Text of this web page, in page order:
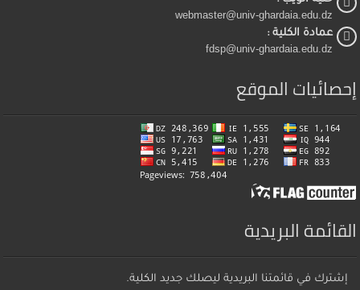
webmaster@univ-ghardaia.edu.dz
عمادة الكلية :
fdsp@univ-ghardaia.edu.dz
إحصائيات الموقع
القائمة البريدية
إشترك في قائمتنا البريدية ليصلك جديد الكلية.